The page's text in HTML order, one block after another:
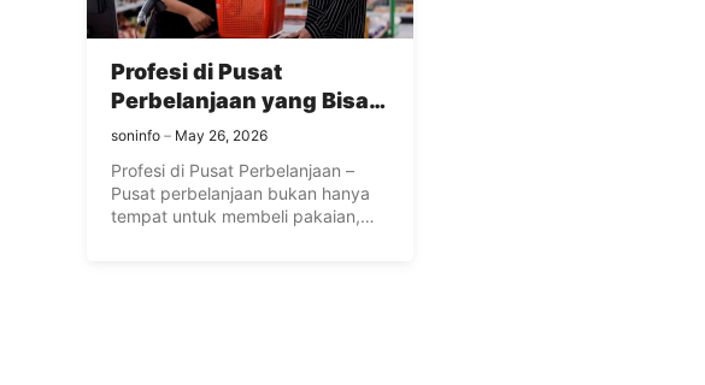
Profesi di Pusat
Perbelanjaan yang Bisa
Anda Ketahui
soninfo May 26, 2026
Profesi di Pusat Perbelanjaan –
Pusat perbelanjaan bukan hanya
tempat untuk membeli pakaian,